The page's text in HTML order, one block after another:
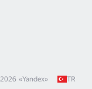
2026 «Yandex» TR